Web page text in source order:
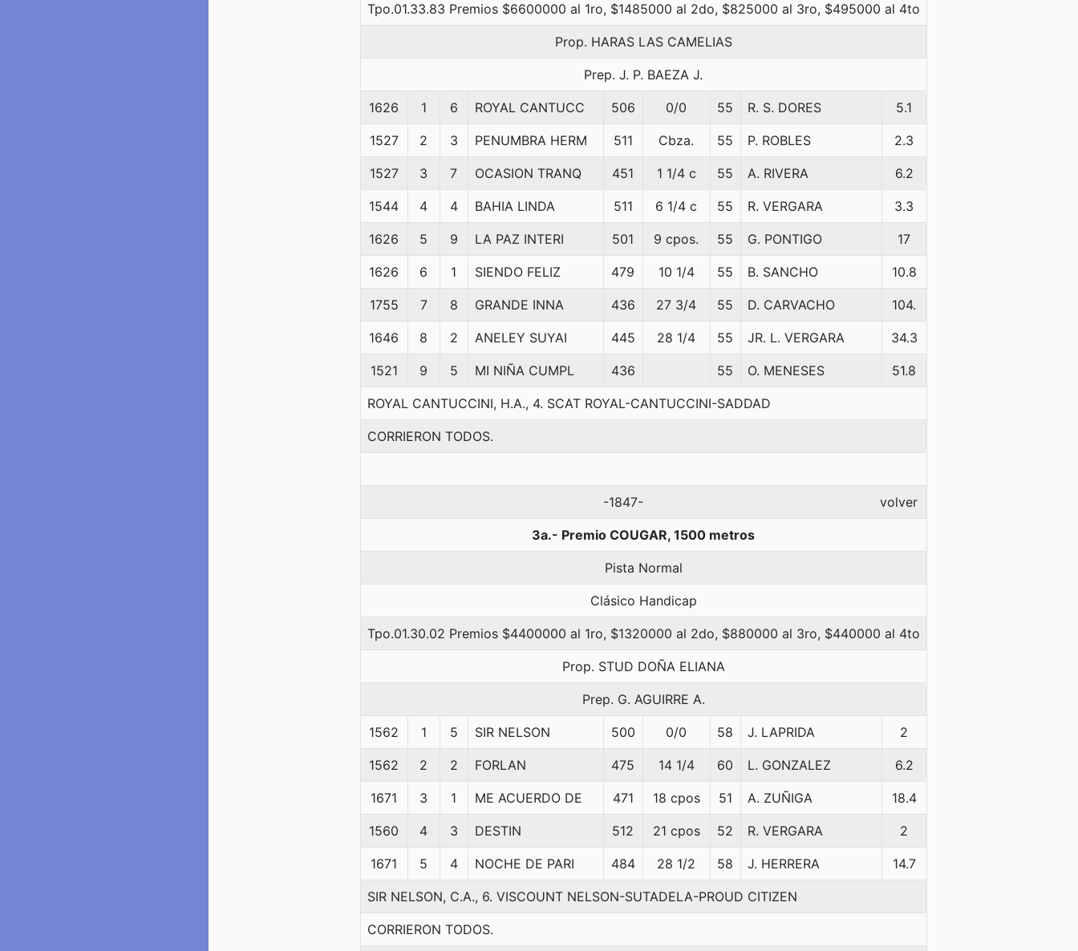
Tpo.01.33.83 Premios $6600000 al 1ro, $1485000 al 2do, $825000 al 3ro, $495000 al 4to
Prop. HARAS LAS CAMELIAS
Prep. J. P. BAEZA J.
1626 1 6 ROYAL CANTUCC 506 0/0 55 R. S. DORES 5.1
1527 2 3 PENUMBRA HERM 511 Cbza. 55 P. ROBLES 2.3
1527 3 7 OCASION TRANQ 451 1 1/4 c 55 A. RIVERA 6.2
1544 4 4 BAHIA LINDA 511 6 1/4 c 55 R. VERGARA 3.3
1626 5 9 LA PAZ INTERI 501 9 cpos. 55 G. PONTIGO 17
1626 6 1 SIENDO FELIZ 479 10 1/4 55 B. SANCHO 10.8
1755 7 8 GRANDE INNA 436 27 3/4 55 D. CARVACHO 104.
1646 8 2 ANELEY SUYAI 445 28 1/4 55 JR. L. VERGARA 34.3
1521 9 5 MI NIÑA CUMPL 436 55 O. MENESES 51.8
ROYAL CANTUCCINI, H.A., 4. SCAT ROYAL-CANTUCCINI-SADDAD
CORRIERON TODOS.
-1847- volver
3a.- Premio COUGAR, 1500 metros
Pista Normal
Clásico Handicap
Tpo.01.30.02 Premios $4400000 al 1ro, $1320000 al 2do, $880000 al 3ro, $440000 al 4to
Prop. STUD DOÑA ELIANA
Prep. G. AGUIRRE A.
1562 1 5 SIR NELSON 500 0/0 58 J. LAPRIDA 2
1562 2 2 FORLAN 475 14 1/4 60 L. GONZALEZ 6.2
1671 3 1 ME ACUERDO DE 471 18 cpos 51 A. ZUÑIGA 18.4
1560 4 3 DESTIN 512 21 cpos 52 R. VERGARA 2
1671 5 4 NOCHE DE PARI 484 28 1/2 58 J. HERRERA 14.7
SIR NELSON, C.A., 6. VISCOUNT NELSON-SUTADELA-PROUD CITIZEN
CORRIERON TODOS.